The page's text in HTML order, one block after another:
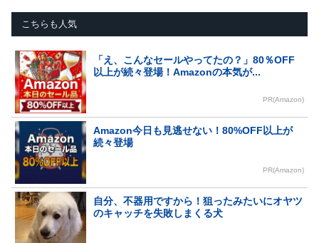
こちらも人気
「え、こんなセールやってたの？」80％OFF
以上が続々登場！Amazonの本気が...
PR(Amazon)
Amazon今日も見逃せない！80%OFF以上が
続々登場
PR(Amazon)
自分、不器用ですから！狙ったみたいにオヤツ
のキャッチを失敗しまくる犬